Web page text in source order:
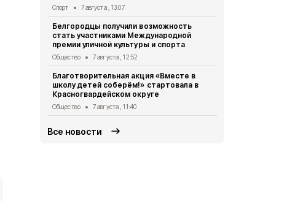
Спорт 7 августа , 13:07
Белгородцы получили возможность
стать участниками Международной
премии уличной культуры и спорта
Общество 7 августа , 12:52
Благотворительная акция «Вместе в
школу детей соберём!» стартовала в
Красногвардейском округе
Общество 7 августа , 11:40
Все новости